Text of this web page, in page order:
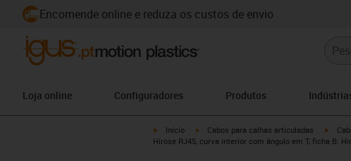
Encomende online e reduza os custos de envio
Loja online Configuradores Produtos
igus-icon-arrow-right
Início igus-icon-arrow-right
Cabos para calhas articuladas
Hirose RJ45, curva interior com ângulo em T, ficha B: